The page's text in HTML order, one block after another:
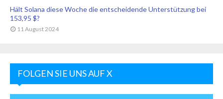
Hält Solana diese Woche die entscheidende Unterstützung bei
153,95 $?
11 August 2024
FOLGEN SIE UNS AUF X